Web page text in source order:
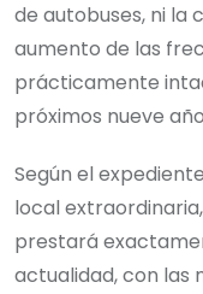
de autobuses, ni la
aumento de las
prácticamente
próximos nueve
Según el
local
prestará
actualidad, con las